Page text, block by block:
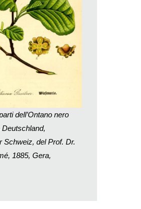
dell’Ontano nero
Schweiz, del Prof. Dr.
1885, Gera,